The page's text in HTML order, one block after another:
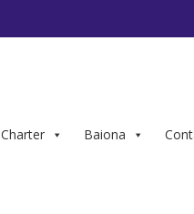
Charter Baiona